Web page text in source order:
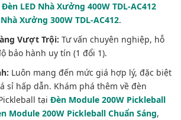
Đèn LED Nhà Xưởng 400W TDL-AC412
Xưởng 300W TDL-AC412.
Vượt Trội: Tư vấn chuyên nghiệp, hỗ
bảo hành uy tín (1 đổi 1).
Luôn mang đến mức giá hợp lý, đặc biệt
sỉ hấp dẫn. Khám phá thêm về đèn
tạiĐèn Module 200W Pickleball
Module 200W Pickleball Chuẩn Sáng,